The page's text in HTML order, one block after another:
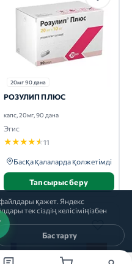
қажет. Яндекс
тек сіздің келісіміңізбен
Бас тарту
20мг 90 дана
РОЗУЛИП ПЛЮС
капс, 20мг, 90 дана
Эгис
★★★★★11
Басқа қалаларда қолжетімді
Тапсырыс беру